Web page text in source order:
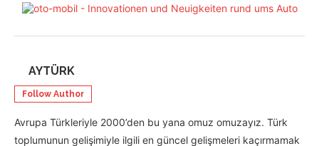
AYTÜRK
Follow Author
Avrupa Türkleriyle 2000’den bu yana omuz omuzayız. Türk
toplumunun gelişimiyle ilgili en güncel gelişmeleri kaçırmamak